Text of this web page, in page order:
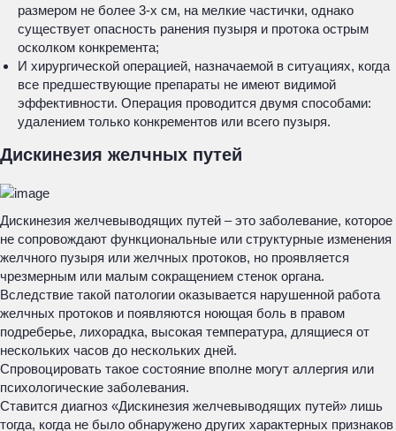
размером не более 3-х см, на мелкие частички, однако
существует опасность ранения пузыря и протока острым
осколком конкремента;
И хирургической операцией, назначаемой в ситуациях, когда
все предшествующие препараты не имеют видимой
эффективности. Операция проводится двумя способами:
удалением только конкрементов или всего пузыря.
Дискинезия желчных путей
Дискинезия желчевыводящих путей – это заболевание, которое
не сопровождают функциональные или структурные изменения
желчного пузыря или желчных протоков, но проявляется
чрезмерным или малым сокращением стенок органа.
Вследствие такой патологии оказывается нарушенной работа
желчных протоков и появляются ноющая боль в правом
подреберье, лихорадка, высокая температура, длящиеся от
нескольких часов до нескольких дней.
Спровоцировать такое состояние вполне могут аллергия или
психологические заболевания.
Ставится диагноз «Дискинезия желчевыводящих путей» лишь
тогда, когда не было обнаружено других характерных признаков